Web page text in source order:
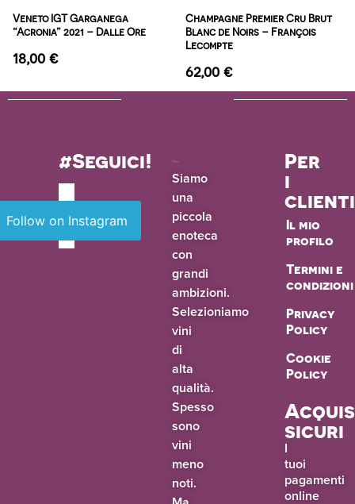
Veneto IGT Garganega
“Acronia” 2021 – Dalle Ore
18,00 €
Champagne Premier Cru Brut
Blanc de Noirs – François
Lecompte
62,00 €
Siamo
una
piccola
enoteca
con
grandi
ambizioni.
Selezioniamo
vini
di
alta
qualità.
Spesso
sono
vini
meno
noti.
Per
i
clienti
Il mio
profilo
Termini e
condizioni
Privacy
Policy
Cookie
Policy
sicuri
I
tuoi
pagamenti
online
#Seguici!
Follow on Instagram